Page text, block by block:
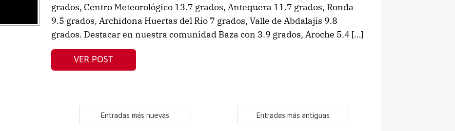
grados, Centro Meteorológico 13.7 grados, Antequera 11.7 grados, Ronda
9.5 grados, Archidona Huertas del Río 7 grados, Valle de Abdalajís 9.8
grados. Destacar en nuestra comunidad Baza con 3.9 grados, Aroche 5.4 […]
VER POST
Entradas más nuevas Entradas más antiguas